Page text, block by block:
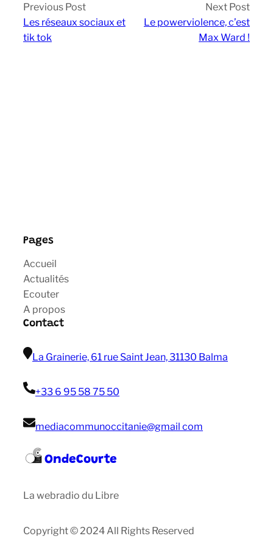
Previous Post
Les réseaux sociaux et
tik tok
Next Post
Le powerviolence, c’est
Max Ward !
Pages
Accueil
Actualités
Ecouter
A propos
Contact
La Grainerie, 61 rue Saint Jean, 31130 Balma
+33 6 95 58 75 50
mediacommunoccitanie@gmail com
OndeCourte
La webradio du Libre
Copyright © 2024 All Rights Reserved